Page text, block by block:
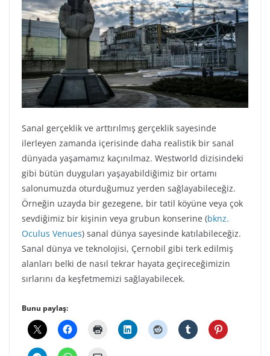
Sanal gerçeklik ve arttırılmış gerçeklik sayesinde
ilerleyen zamanda içerisinde daha realistik bir sanal
dünyada yaşamamız kaçınılmaz. Westworld dizisindeki
gibi bütün duyguları yaşayabildiğimiz bir ortamı
salonumuzda oturduğumuz yerden sağlayabileceğiz.
Örneğin uzayda bir gezegene, bir tatil köyüne veya çok
sevdiğimiz bir kişinin veya grubun konserine (bknz.
Oculus Venues) sanal dünya sayesinde katılabileceğiz.
Sanal dünya ve teknolojisi, Çernobil gibi terk edilmiş
alanları belki de nasıl tekrar hayata geçireceğimizin
sırlarını da keşfetmemizi sağlayabilecek.
Bunu paylaş: